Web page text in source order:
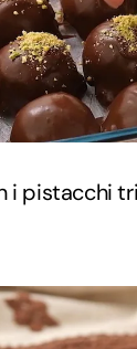
i pistacchi